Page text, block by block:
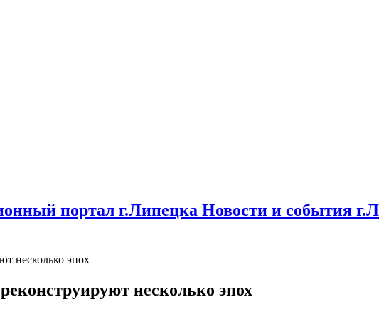
портал г.Липецка Новости и события
несколько эпох
несколько эпох